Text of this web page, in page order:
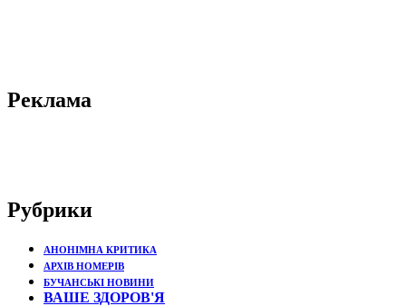
Реклама
Рубрики
АНОНІМНА КРИТИКА
АРХІВ НОМЕРІВ
БУЧАНСЬКІ НОВИНИ
ВАШЕ ЗДОРОВ'Я